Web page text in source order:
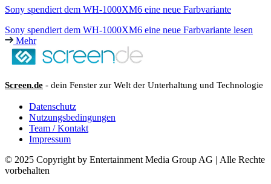
Sony spendiert dem WH-1000XM6 eine neue Farbvariante
Sony spendiert dem WH-1000XM6 eine neue Farbvariante lesen
Mehr
Screen.de - dein Fenster zur Welt der Unterhaltung und Technologie
Datenschutz
Nutzungsbedingungen
Team / Kontakt
Impressum
© 2025 Copyright by Entertainment Media Group AG | Alle Rechte
vorbehalten